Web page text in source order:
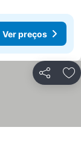
Ver preços
Partilhar